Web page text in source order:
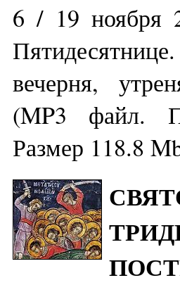
6 / 19 ноября
вечерня,
(MP3 файл.
Размер 118.8